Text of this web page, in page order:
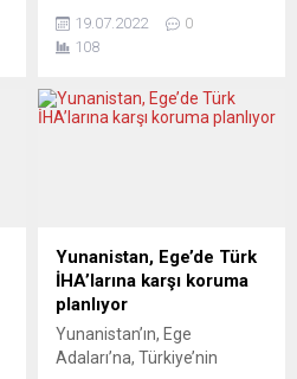
sayıları artan kara mayını ve
diğer türden patlayıcıların
sivillere eğitim vereceği
bildirildi. Federal
Cenevre Uluslararası
Mayından Arındırma
Merkezi (GICHD) ile birlikte
mayın temizliği için
uluslararası alanda eğitimler
düzenleyeceği” duyuruldu....
19.07.2022
0
108
Yunanistan, Ege’de Türk
İHA’larına karşı koruma
planlıyor
Yunanistan’ın, Ege
Adaları’na, Türkiye’nin